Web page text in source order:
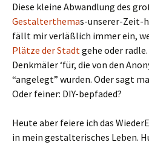
Diese kleine Abwandlung des
Gestalterthemas-unserer-Zeit-
fällt mir verläßlich immer ein,
Plätze der Stadtgehe oder
Denkmäler ‘für, die von den
“angelegt” wurden. Oder sagt
Oder feiner: DIY-bepfaded?
Heute aber feiere ich das
in mein gestalterisches Leben.